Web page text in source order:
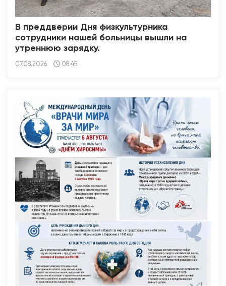
В преддверии Дня физкультурника
сотрудники нашей больницы вышли на
утреннюю зарядку.
07.08.2026 08:45